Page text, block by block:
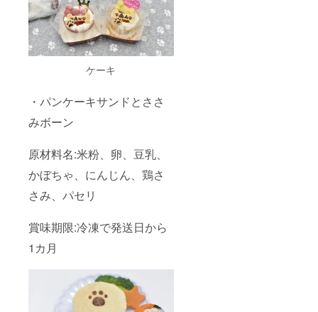
ケーキ
・パンケーキサンドとささ
みボーン
原材料名:米粉、卵、豆乳、
かぼちゃ、にんじん、鶏さ
さみ、パセリ
賞味期限:冷凍で発送日から
1カ月